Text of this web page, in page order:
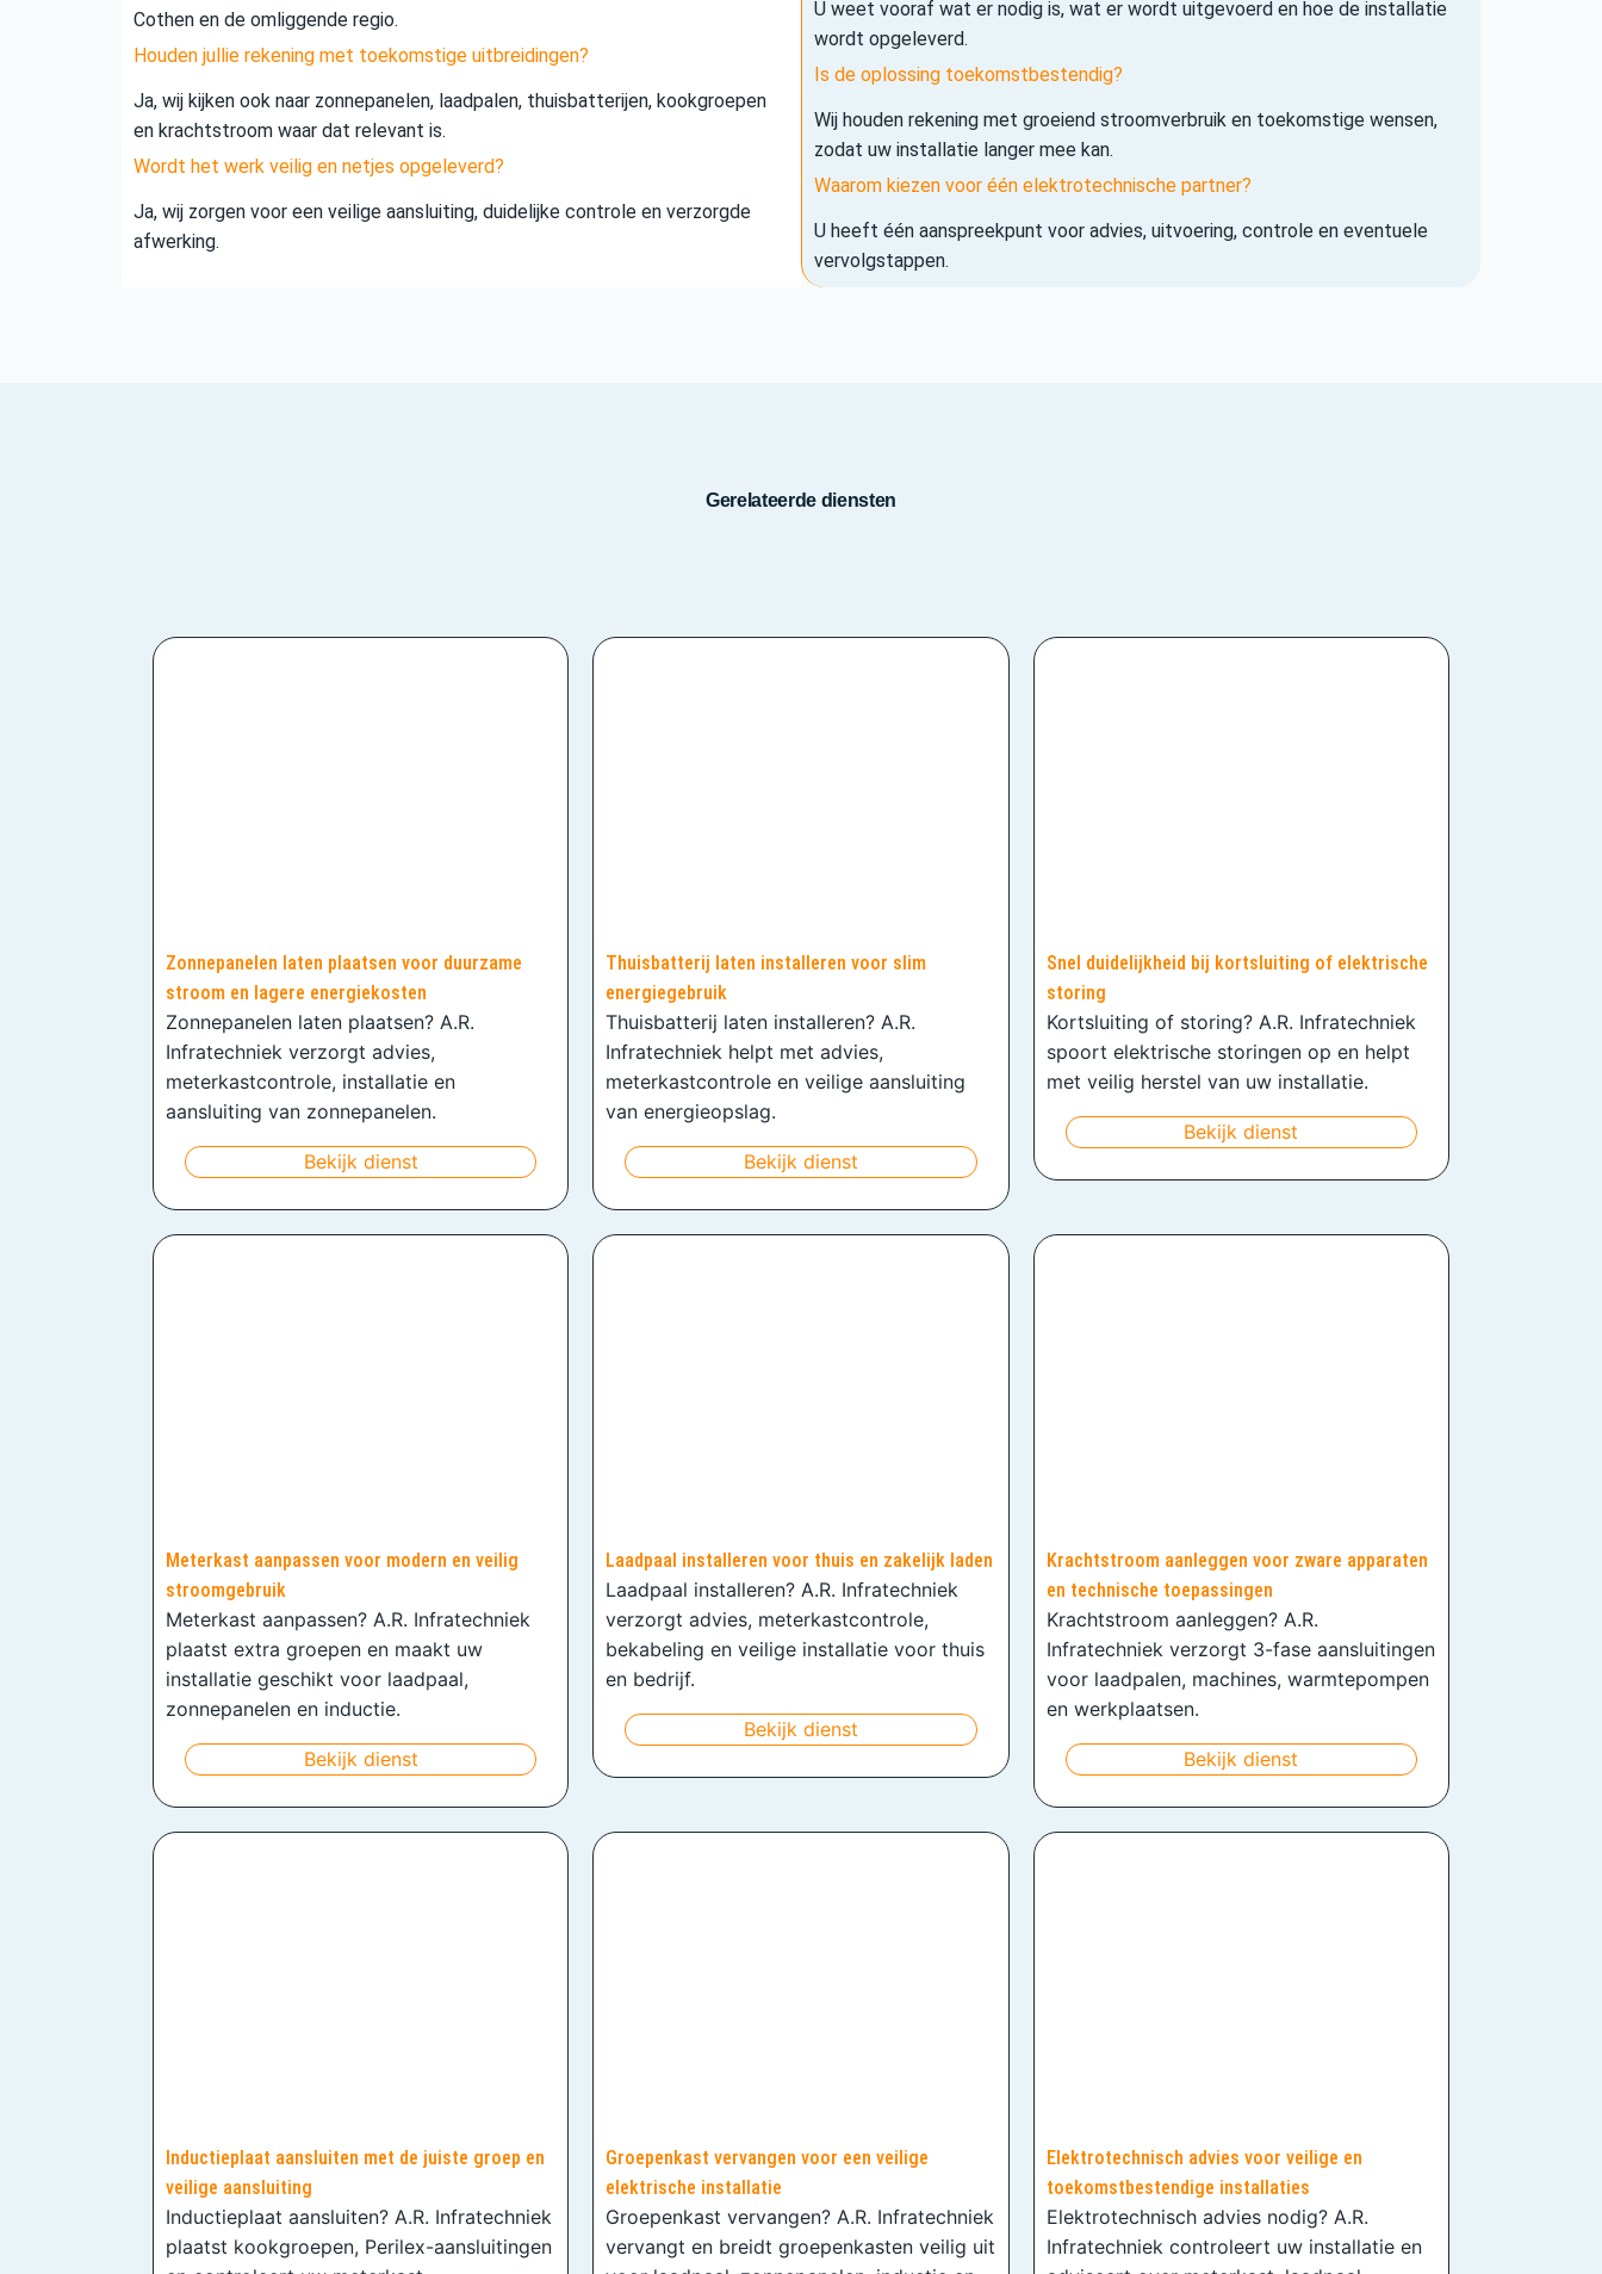
Cothen en de omliggende regio.
Houden jullie rekening met toekomstige uitbreidingen?
Ja, wij kijken ook naar zonnepanelen, laadpalen, thuisbatterijen, kookgroepen
en krachtstroom waar dat relevant is.
Wordt het werk veilig en netjes opgeleverd?
Ja, wij zorgen voor een veilige aansluiting, duidelijke controle en verzorgde
afwerking.
U weet vooraf wat er nodig is, wat er wordt uitgevoerd en hoe de installatie
wordt opgeleverd.
Is de oplossing toekomstbestendig?
Wij houden rekening met groeiend stroomverbruik en toekomstige wensen,
zodat uw installatie langer mee kan.
Waarom kiezen voor één elektrotechnische partner?
U heeft één aanspreekpunt voor advies, uitvoering, controle en eventuele
vervolgstappen.
Gerelateerde diensten
Zonnepanelen laten plaatsen voor duurzame
stroom en lagere energiekosten
Zonnepanelen laten plaatsen? A.R.
Infratechniek verzorgt advies,
meterkastcontrole, installatie en
aansluiting van zonnepanelen.
Bekijk dienst
Thuisbatterij laten installeren voor slim
energiegebruik
Thuisbatterij laten installeren? A.R.
Infratechniek helpt met advies,
meterkastcontrole en veilige aansluiting
van energieopslag.
Bekijk dienst
Snel duidelijkheid bij kortsluiting of elektrische
storing
Kortsluiting of storing? A.R. Infratechniek
spoort elektrische storingen op en helpt
met veilig herstel van uw installatie.
Bekijk dienst
Meterkast aanpassen voor modern en veilig
stroomgebruik
Meterkast aanpassen? A.R. Infratechniek
plaatst extra groepen en maakt uw
installatie geschikt voor laadpaal,
zonnepanelen en inductie.
Bekijk dienst
Laadpaal installeren voor thuis en zakelijk laden
Laadpaal installeren? A.R. Infratechniek
verzorgt advies, meterkastcontrole,
bekabeling en veilige installatie voor thuis
en bedrijf.
Bekijk dienst
Krachtstroom aanleggen voor zware apparaten
en technische toepassingen
Krachtstroom aanleggen? A.R.
Infratechniek verzorgt 3-fase aansluitingen
voor laadpalen, machines, warmtepompen
en werkplaatsen.
Bekijk dienst
Inductieplaat aansluiten met de juiste groep en
veilige aansluiting
Inductieplaat aansluiten? A.R. Infratechniek
plaatst kookgroepen, Perilex-aansluitingen
Groepenkast vervangen voor een veilige
elektrische installatie
Groepenkast vervangen? A.R. Infratechniek
vervangt en breidt groepenkasten veilig uit
Elektrotechnisch advies voor veilige en
toekomstbestendige installaties
Elektrotechnisch advies nodig? A.R.
Infratechniek controleert uw installatie en